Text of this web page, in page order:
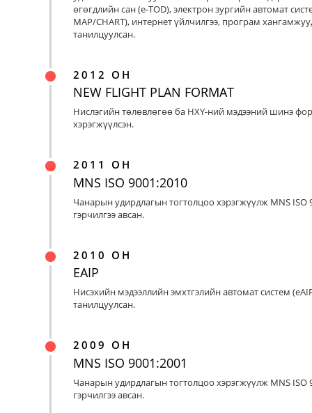
өгөгдлийн сан (e-TOD), электрон зургийн автомат
MAP/CHART), интернет үйлчилгээ, програм
танилцуулсан.
2012 ОН
NEW FLIGHT PLAN FORMAT
Нислэгийн төлөвлөгөө ба НХҮ-ний мэдээний шинэ
хэрэгжүүлсэн.
2011 ОН
MNS ISO 9001:2010
Чанарын удирдлагын тогтолцоо хэрэгжүүлж MNS ISO
гэрчилгээ авсан.
2010 ОН
EAIP
Нисэхийн мэдээллийн эмхтгэлийн автомат систем
танилцуулсан.
2009 ОН
MNS ISO 9001:2001
Чанарын удирдлагын тогтолцоо хэрэгжүүлж MNS ISO
гэрчилгээ авсан.